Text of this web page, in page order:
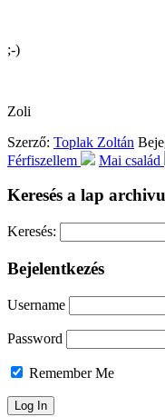
;-)
Zoli
Szerző: Toplak Zoltán
Férfiszellem
Mai család
Keresés a lap
Keresés:
Bejelentkezés
Username
Password
Remember Me